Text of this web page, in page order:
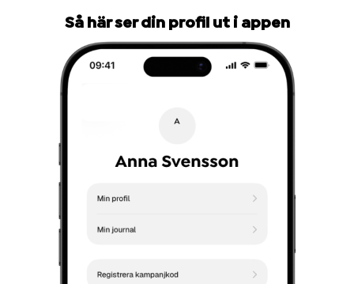
Så här ser din profil ut i appen